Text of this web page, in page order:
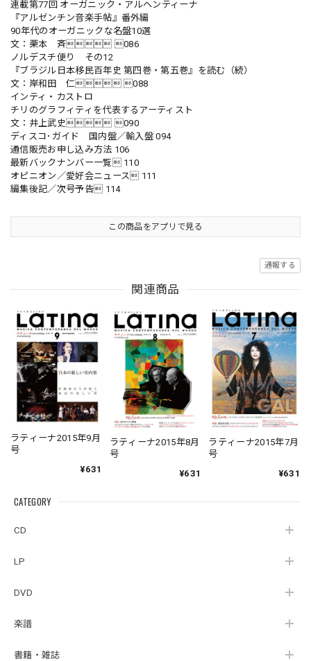
CATEGORY
CD
LP
DVD
楽譜
書籍・雑誌
連載第77回 オーガニック・アルヘンティーナ
『アルゼンチン音楽手帖』番外編
90年代のオーガニックな名盤10選
文：栗本 斉 086
ノルデスチ便り その12
『ブラジル日本移民百年史 第四巻・第五巻』を読む（続）
文：岸和田 仁 088
インティ・カストロ
チリのグラフィティを代表するアーティスト
文：井上武史 090
ディスコ･ガイド 国内盤／輸入盤 094
通信販売お申し込み方法 106
最新バックナンバー一覧 110
オピニオン／愛好会ニュース 111
編集後記／次号予告 114
この商品をアプリで見る
通報する
関連商品
ラティーナ2015年9月
号
¥631
ラティーナ2015年8月
号
¥631
ラティーナ2015年7月
号
¥631